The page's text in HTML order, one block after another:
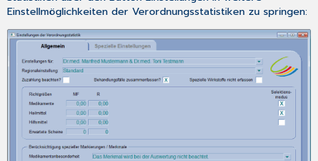
Einstellmöglichkeiten der Verordnungsstatistiken zu springen: